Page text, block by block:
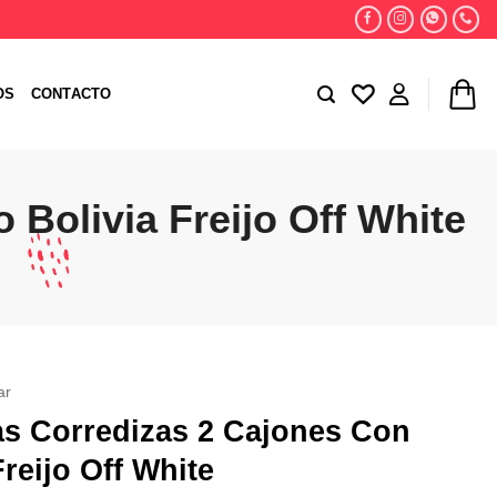
CONTACTO
Bolivia Freijo Off White
Corredizas 2 Cajones Con
Off White